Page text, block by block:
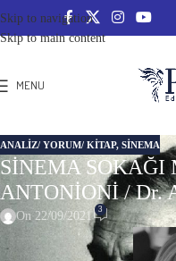
Skip to navigation
Skip to main content
MENU
ANALIZ/ YORUM/ KITAP, SINEMA
SİNEMA SOKAĞI
ANTONİONİ / Dr.
On 22/09/2021 3